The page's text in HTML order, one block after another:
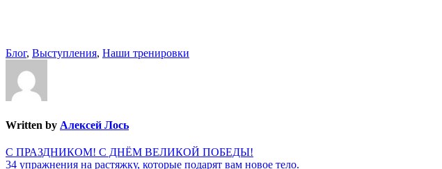
Блог, Выступления, Наши тренировки
Written by Алексей Лось
Навигация
С ПРАЗДНИКОМ! С ДНЁМ ВЕЛИКОЙ ПОБЕДЫ!
34 упражнения на растяжку, которые подарят вам новое тело.